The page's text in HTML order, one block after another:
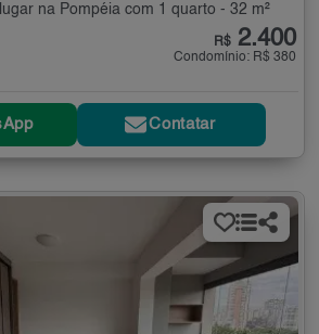
na Pompéia com 1 quarto - 32 m²
R$ 2.400
Condomínio: R$ 380
Contatar